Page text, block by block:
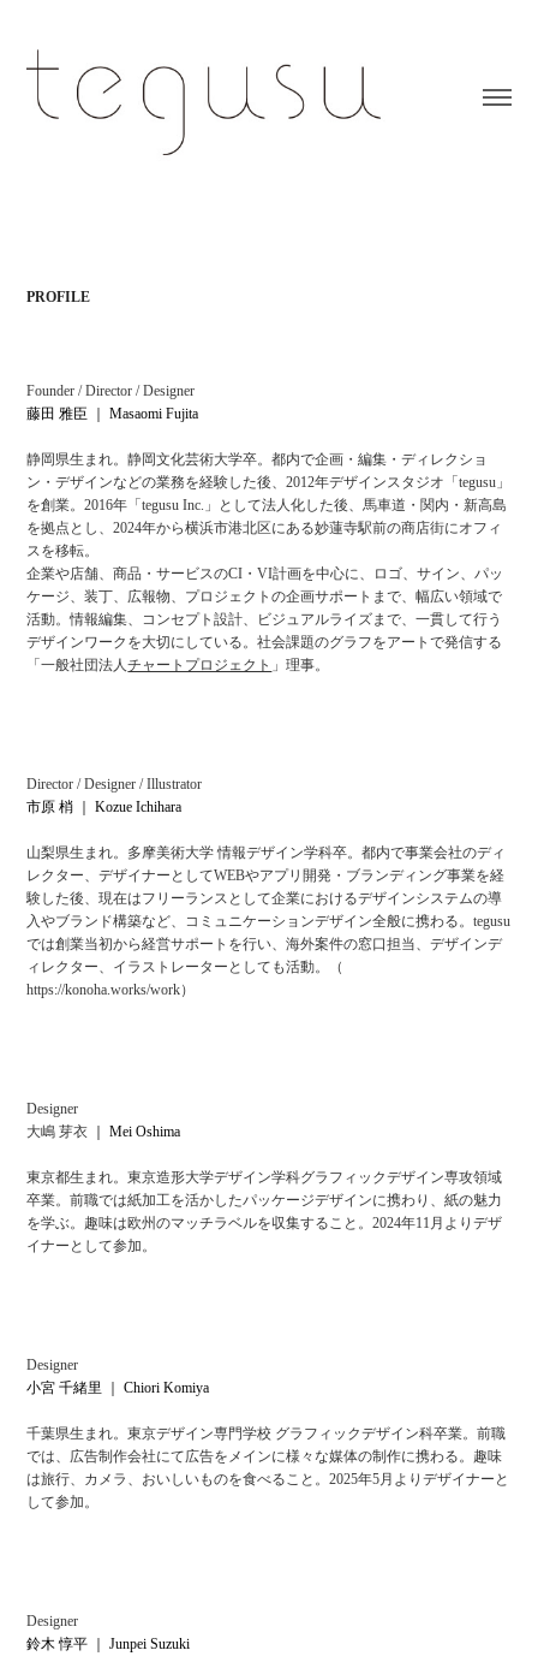
PROFILE
Founder / Director / Designer
藤田 雅臣 ｜ Masaomi Fujita
静岡県生まれ。静岡文化芸術大学卒。都内で企画・編集・ディレクショ
ン・デザインなどの業務を経験した後、2012年デザインスタジオ「tegusu」
を創業。2016年「tegusu Inc.」として法人化した後、馬車道・関内・新高島
を拠点とし、2024年から横浜市港北区にある妙蓮寺駅前の商店街にオフィ
スを移転。
企業や店舗、商品・サービスのCI・VI計画を中心に、ロゴ、サイン、パッ
ケージ、装丁、広報物、プロジェクトの企画サポートまで、幅広い領域で
活動。情報編集、コンセプト設計、ビジュアルライズまで、一貫して行う
デザインワークを大切にしている。社会課題のグラフをアートで発信する
「一般社団法人チャートプロジェクト 」理事。
Director / Designer / Illustrator
市原 梢 ｜ Kozue Ichihara
山梨県生まれ。多摩美術大学 情報デザイン学科卒。都内で事業会社のディ
レクター、デザイナーとしてWEBやアプリ開発・ブランディング事業を経
験した後、現在はフリーランスとして企業におけるデザインシステムの導
入やブランド構築など、コミュニケーションデザイン全般に携わる。tegusu
では創業当初から経営サポートを行い、海外案件の窓口担当、デザインデ
ィレクター、イラストレーターとしても活動。（​
https://konoha.works/work）
Designer
大嶋 芽衣 ｜ Mei Oshima
東京都生まれ。東京造形大学デザイン学科グラフィックデザイン専攻領域
卒業。前職では紙加工を活かしたパッケージデザインに携わり、紙の魅力
を学ぶ。趣味は欧州のマッチラベルを収集すること。2024年11月よりデザ
イナーとして参加。
Designer
小宮 千緒里 ｜ Chiori Komiya
千葉県生まれ。東京デザイン専門学校 グラフィックデザイン科卒業。前職
では、広告制作会社にて広告をメインに様々な媒体の制作に携わる。趣味
は旅行、カメラ、おいしいものを食べること。2025年5月よりデザイナーと
して参加。
Designer
鈴木 惇平 ｜ Junpei Suzuki